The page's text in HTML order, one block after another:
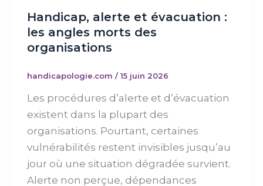
Handicap, alerte et évacuation :
les angles morts des
organisations
handicapologie.com /15 juin 2026
Les procédures d’alerte et d’évacuation
existent dans la plupart des
organisations. Pourtant, certaines
vulnérabilités restent invisibles jusqu’au
jour où une situation dégradée survient.
Alerte non perçue, dépendances